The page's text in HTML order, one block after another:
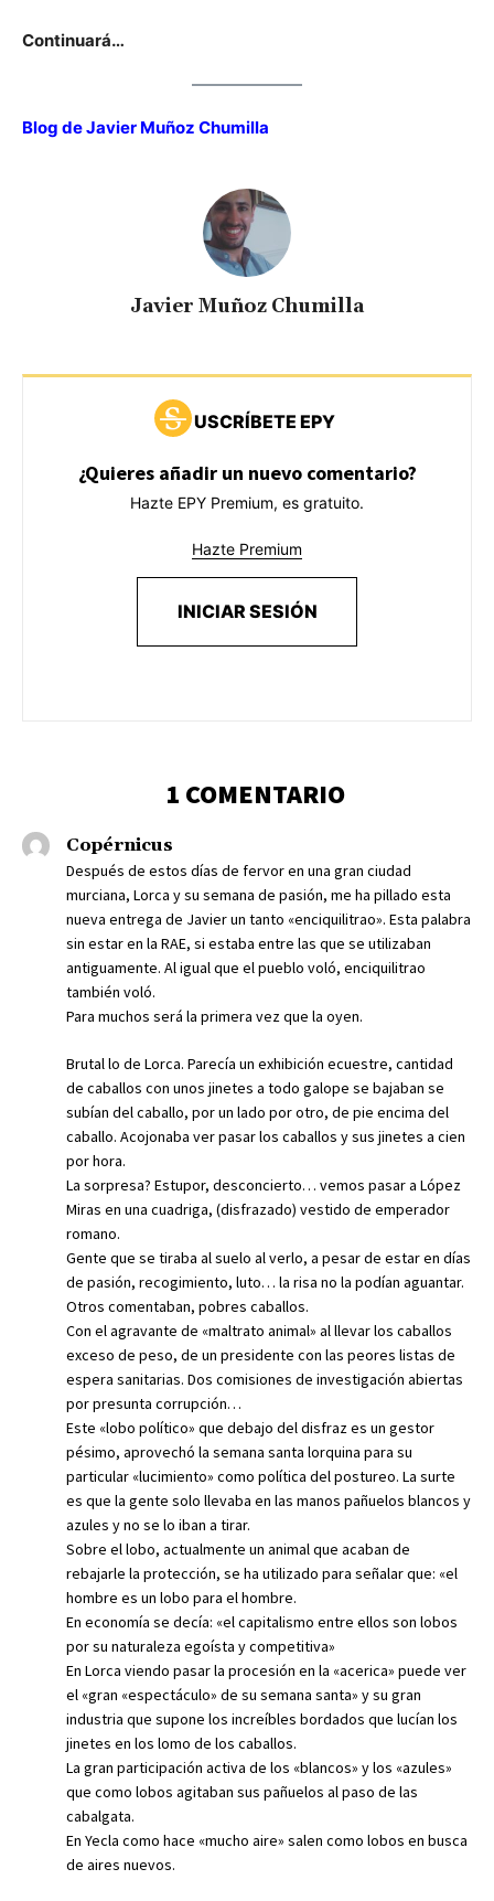
Continuará…
Blog de Javier Muñoz Chumilla
Javier Muñoz Chumilla
USCRÍBETE EPY
¿Quieres añadir un nuevo comentario?
Hazte EPY Premium, es gratuito.
Hazte Premium
INICIAR SESIÓN
1 COMENTARIO
Copérnicus
Después de estos días de fervor en una gran ciudad
murciana, Lorca y su semana de pasión, me ha pillado esta
nueva entrega de Javier un tanto «enciquilitrao». Esta palabra
sin estar en la RAE, si estaba entre las que se utilizaban
antiguamente. Al igual que el pueblo voló, enciquilitrao
también voló.
Para muchos será la primera vez que la oyen.
Brutal lo de Lorca. Parecía un exhibición ecuestre, cantidad
de caballos con unos jinetes a todo galope se bajaban se
subían del caballo, por un lado por otro, de pie encima del
caballo. Acojonaba ver pasar los caballos y sus jinetes a cien
por hora.
La sorpresa? Estupor, desconcierto… vemos pasar a López
Miras en una cuadriga, (disfrazado) vestido de emperador
romano.
Gente que se tiraba al suelo al verlo, a pesar de estar en días
de pasión, recogimiento, luto… la risa no la podían aguantar.
Otros comentaban, pobres caballos.
Con el agravante de «maltrato animal» al llevar los caballos
exceso de peso, de un presidente con las peores listas de
espera sanitarias. Dos comisiones de investigación abiertas
por presunta corrupción…
Este «lobo político» que debajo del disfraz es un gestor
pésimo, aprovechó la semana santa lorquina para su
particular «lucimiento» como política del postureo. La surte
es que la gente solo llevaba en las manos pañuelos blancos y
azules y no se lo iban a tirar.
Sobre el lobo, actualmente un animal que acaban de
rebajarle la protección, se ha utilizado para señalar que: «el
hombre es un lobo para el hombre.
En economía se decía: «el capitalismo entre ellos son lobos
por su naturaleza egoísta y competitiva»
En Lorca viendo pasar la procesión en la «acerica» puede ver
el «gran «espectáculo» de su semana santa» y su gran
industria que supone los increíbles bordados que lucían los
jinetes en los lomo de los caballos.
La gran participación activa de los «blancos» y los «azules»
que como lobos agitaban sus pañuelos al paso de las
cabalgata.
En Yecla como hace «mucho aire» salen como lobos en busca
de aires nuevos.